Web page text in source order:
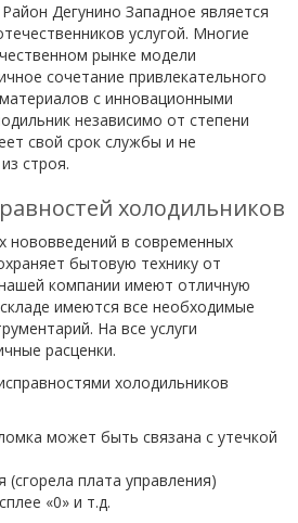
Дегунино Западное является
услугой. Многие
рынке модели
сочетание привлекательного
с инновационными
независимо от степени
свой срок службы и не
строя.
холодильников
нововведений в современных
бытовую технику от
компании имеют отличную
имеются все необходимые
На все услуги
расценки.
холодильников
может быть связана с утечкой
(сгорела плата управления)
«0» и т.д.